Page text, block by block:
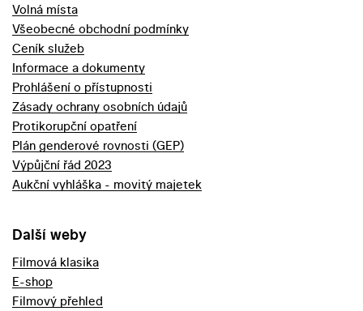
Volná místa
Všeobecné obchodní podmínky
Ceník služeb
Informace a dokumenty
Prohlášení o přístupnosti
Zásady ochrany osobních údajů
Protikorupční opatření
Plán genderové rovnosti (GEP)
Výpůjční řád 2023
Aukční vyhláška - movitý majetek
Další weby
Filmová klasika
E-shop
Filmový přehled